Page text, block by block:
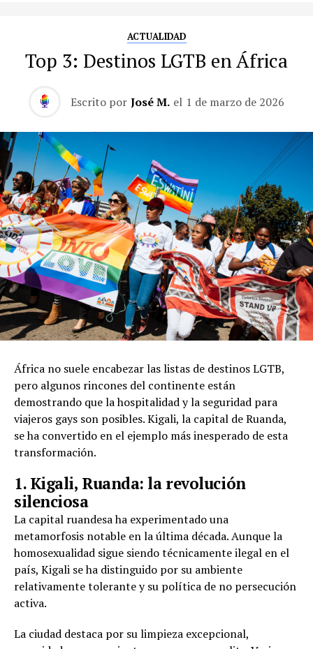
ACTUALIDAD
Top 3: Destinos LGTB en África
Escrito por José M. el 1 de marzo de 2026
África no suele encabezar las listas de destinos LGTB,
pero algunos rincones del continente están
demostrando que la hospitalidad y la seguridad para
viajeros gays son posibles. Kigali, la capital de Ruanda,
se ha convertido en el ejemplo más inesperado de esta
transformación.
1. Kigali, Ruanda: la revolución
silenciosa
La capital ruandesa ha experimentado una
metamorfosis notable en la última década. Aunque la
homosexualidad sigue siendo técnicamente ilegal en el
país, Kigali se ha distinguido por su ambiente
relativamente tolerante y su política de no persecución
activa.
La ciudad destaca por su limpieza excepcional,